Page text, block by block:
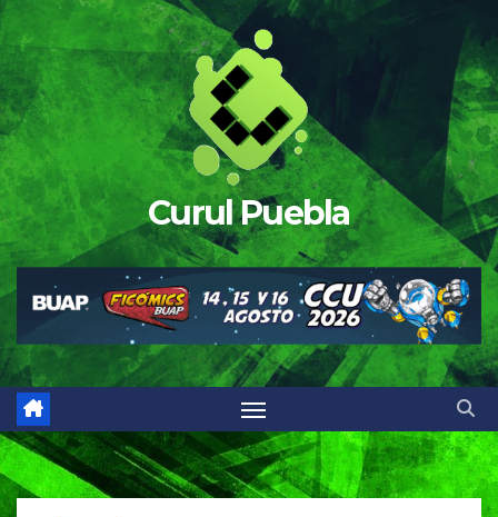
Saltar
al
contenido
Curul Puebla